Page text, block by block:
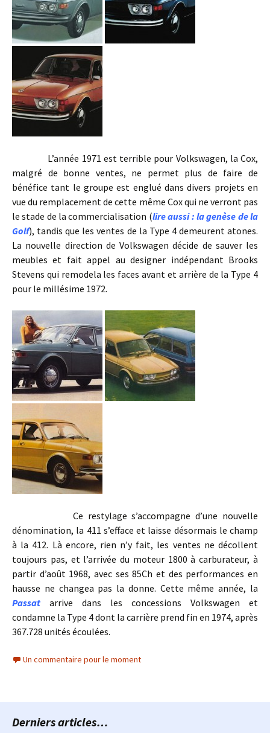
L’année 1971 est terrible pour Volkswagen, la Cox,
malgré de bonne ventes, ne permet plus de faire de
bénéfice tant le groupe est englué dans divers projets en
vue du remplacement de cette même Cox qui ne verront pas
le stade de la commercialisation (lire aussi : la genèse de la
Golf), tandis que les ventes de la Type 4 demeurent atones.
La nouvelle direction de Volkswagen décide de sauver les
meubles et fait appel au designer indépendant Brooks
Stevens qui remodela les faces avant et arrière de la Type 4
pour le millésime 1972.
Ce restylage s’accompagne d’une nouvelle
dénomination, la 411 s’efface et laisse désormais le champ
à la 412. Là encore, rien n’y fait, les ventes ne décollent
toujours pas, et l’arrivée du moteur 1800 à carburateur, à
partir d’août 1968, avec ses 85Ch et des performances en
hausse ne changea pas la donne. Cette même année, la
Passat arrive dans les concessions Volkswagen et
condamne la Type 4 dont la carrière prend fin en 1974, après
367.728 unités écoulées.
Un commentaire pour le moment
Derniers articles…